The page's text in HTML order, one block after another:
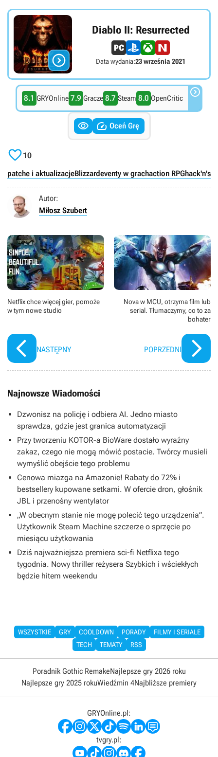

Diablo II: Resurrected
Data wydania:23 września 2021
8.1 GRYOnline 7.9 Gracze 8.7 Steam 8.0 OpenCritic 
  Oceń Grę
10
patche i aktualizacjeBlizzardeventy w grachaction RPG
Autor:
Miłosz Szubert
Netflix chce więcej gier, pomoże
w tym nowe studio
NASTĘPNY
Nova w MCU, otrzyma film lub
serial. Tłumaczymy, co to za
bohater
POPRZEDNI
Najnowsze Wiadomości
Dzwonisz na policję i odbiera AI. Jedno miasto
sprawdza, gdzie jest granica automatyzacji
Przy tworzeniu KOTOR-a BioWare dostało wyraźny
zakaz, czego nie mogą mówić postacie. Twórcy musieli
wymyślić obejście tego problemu
Cenowa miazga na Amazonie! Rabaty do 72% i
bestsellery kupowane setkami. W ofercie dron, głośnik
JBL i przenośny wentylator
„W obecnym stanie nie mogę polecić tego urządzenia”.
Użytkownik Steam Machine szczerze o sprzęcie po
miesiącu użytkowania
Dziś najważniejsza premiera sci-fi Netflixa tego
tygodnia. Nowy thriller reżysera Szybkich i wściekłych
będzie hitem weekendu
WSZYSTKIE GRY COOLDOWN PORADY
FILMY I SERIALE
TECH
TEMATY RSS
Poradnik Gothic RemakeNajlepsze gry 2026 roku
Najlepsze gry 2025 rokuWiedźmin 4Najbliższe premiery
GRYOnline.pl:
tvgry.pl: